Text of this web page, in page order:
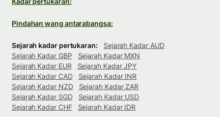
Pindahan wang antarabangsa:
Sejarah kadar pertukaran:
Sejarah Kadar AUD
Sejarah Kadar GBP
Sejarah Kadar MXN
Sejarah Kadar EUR
Sejarah Kadar JPY
Sejarah Kadar CAD
Sejarah Kadar INR
Sejarah Kadar NZD
Sejarah Kadar ZAR
Sejarah Kadar SGD
Sejarah Kadar USD
Sejarah Kadar CHF
Sejarah Kadar IDR